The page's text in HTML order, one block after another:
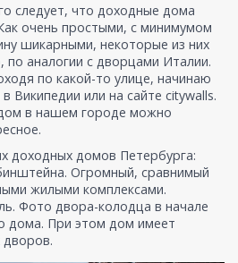
следует, что доходные дома
очень простыми, с минимумом
шикарными, некоторые из них
аналогии с дворцами Италии.
по какой-то улице, начинаю
Википедии или на сайте citywalls.
в нашем городе можно
доходных домов Петербурга:
Огромный, сравнимый
жилыми комплексами.
Фото двора-колодца в начале
дома. При этом дом имеет
дворов.